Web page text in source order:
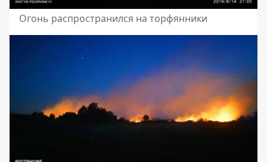
Огонь распространился на торфянники